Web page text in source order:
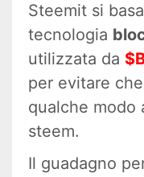
Steemit si
tecnologia
utilizzata da
per evitare
qualche modo
steem.
Il guadagno